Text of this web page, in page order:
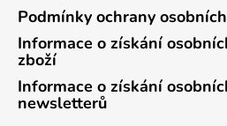
Podmínky ochrany
Informace o získání
zboží
Informace o získání
newsletterů